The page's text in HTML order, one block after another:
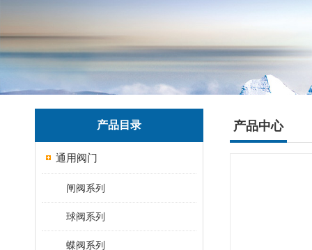
产品目录
通用阀门
闸阀系列
球阀系列
蝶阀系列
产品中心